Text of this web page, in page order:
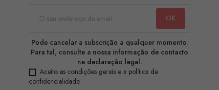
Pode cancelar a subscrição a qualquer momento.
Para tal, consulte a nossa informação de contacto
na declaração legal.
Aceito as condições gerais e a política de
confidencialidade